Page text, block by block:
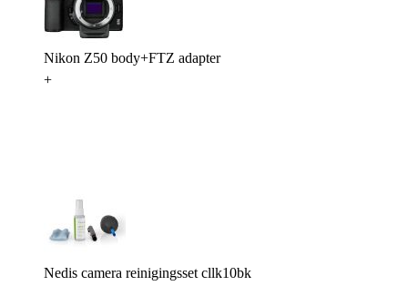
Nikon Z50 body+FTZ adapter
+
Nedis camera reinigingsset cllk10bk